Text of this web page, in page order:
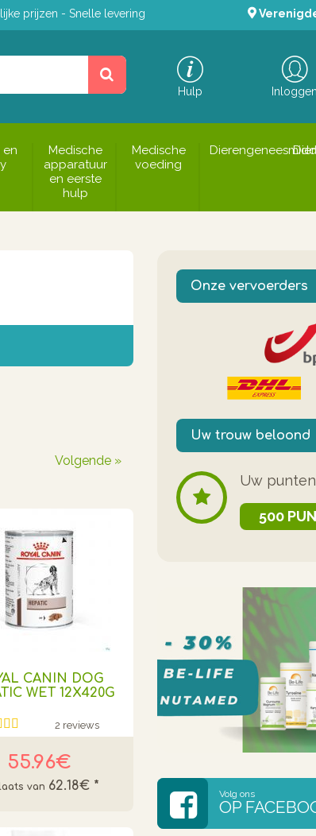
prijzen - Snelle levering
Hulp Inloggen
en
Medische
apparatuur
en eerste
hulp
Medische
voeding
Volgende »
CANIN DOG
WET 12X420G
2 reviews
55.96€
62.18€ *
Onze vervoerders
Uw trouw beloond
Uw
500
Volg ons
OP